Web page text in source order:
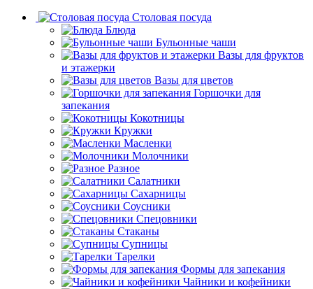
Столовая посуда
Блюда
Бульонные чаши
Вазы для фруктов
и этажерки
Вазы для цветов
Горшочки для
запекания
Кокотницы
Кружки
Масленки
Молочники
Разное
Салатники
Сахарницы
Соусники
Спецовники
Стаканы
Супницы
Тарелки
Формы для запекания
Чайники и кофейники